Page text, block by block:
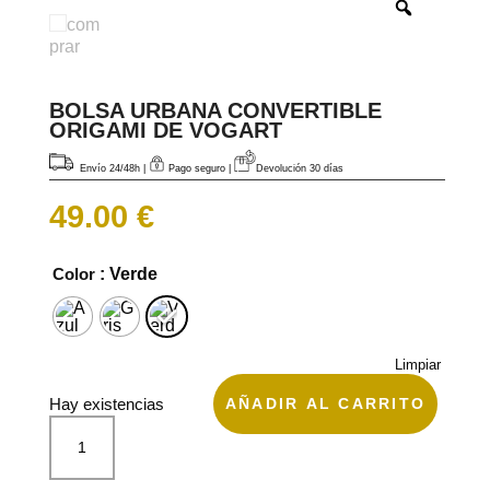
BOLSA URBANA CONVERTIBLE
ORIGAMI DE VOGART
Envío 24/48h| Pago seguro | Devolución 30 días
49.00 €
Color : Verde
Limpiar
Hay existencias
urbana
AÑADIR AL CARRITO